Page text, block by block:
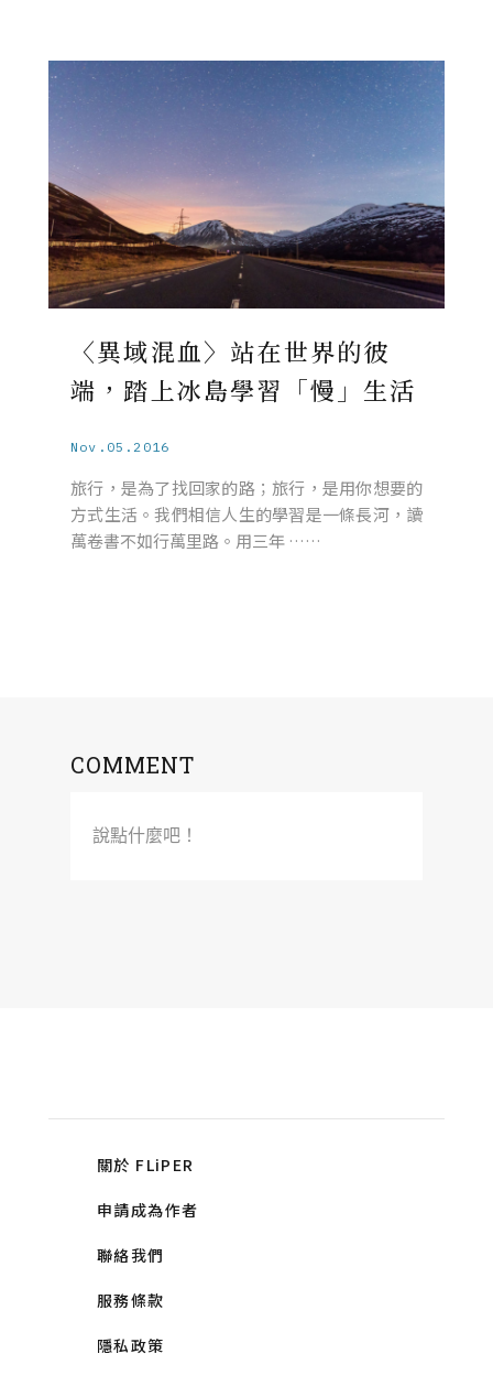
〈異域混血〉站在世界的彼
端，踏上冰島學習「慢」生活
Nov.05.2016
旅行，是為了找回家的路；旅行，是用你想要的
方式生活。我們相信人生的學習是一條長河，讀
萬卷書不如行萬里路。用三年 ……
COMMENT
說點什麼吧！
關於 FLiPER
申請成為作者
聯絡我們
服務條款
隱私政策